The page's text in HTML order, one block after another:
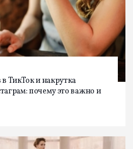
ТикТок и накрутка
почему это важно и